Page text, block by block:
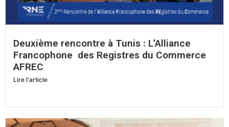
Deuxième rencontre à Tunis : L’Alliance
Francophone des Registres du Commerce
AFREC
Lire l'article